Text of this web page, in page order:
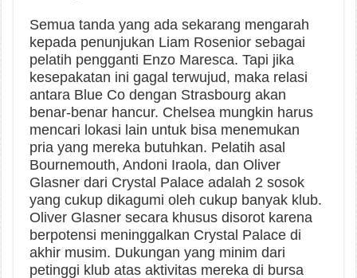
Semua tanda yang ada sekarang mengarah
kepada penunjukan Liam Rosenior sebagai
pelatih pengganti Enzo Maresca. Tapi jika
kesepakatan ini gagal terwujud, maka relasi
antara Blue Co dengan Strasbourg akan
benar-benar hancur. Chelsea mungkin harus
mencari lokasi lain untuk bisa menemukan
pria yang mereka butuhkan. Pelatih asal
Bournemouth, Andoni Iraola, dan Oliver
Glasner dari Crystal Palace adalah 2 sosok
yang cukup dikagumi oleh cukup banyak klub.
Oliver Glasner secara khusus disorot karena
berpotensi meninggalkan Crystal Palace di
akhir musim. Dukungan yang minim dari
petinggi klub atas aktivitas mereka di bursa